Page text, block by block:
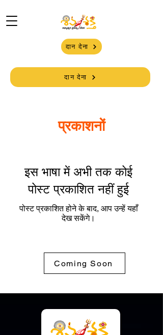
दान देना
दान देना
प्रकाशनों
इस भाषा में अभी तक कोई
पोस्ट प्रकाशित नहीं हुई
पोस्ट प्रकाशित होने के बाद, आप उन्हें यहाँ
देख सकेंगे।
Coming Soon